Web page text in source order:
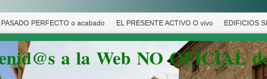
PASADO PERFECTO o acabado EL PRESENTE ACTIVO O vivo EDIFICIOS
a la Web NO OFICIAL